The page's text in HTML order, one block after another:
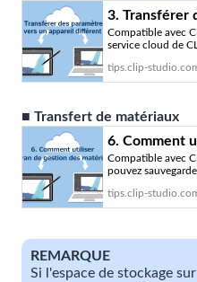
3. Transférer
appareil
service
- Astuces
Compatible avec
service cloud de
tips.clip-
■ Transfert de matériaux
6. Comment
matériaux «
cloud ? #6 »
Astuces pour
Compatible avec
pouvez
tips.clip-
REMARQUE
Si l'espace de stockage